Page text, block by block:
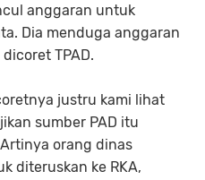
anggaran untuk
Dia menduga anggaran
TPAD.
justru kami lihat
sumber PAD itu
orang dinas
diteruskan ke RKA,